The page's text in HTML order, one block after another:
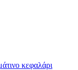
κεφαλάρι